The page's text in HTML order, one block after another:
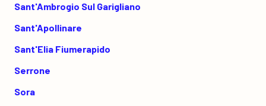
Sant'Ambrogio Sul Garigliano
Sant'Apollinare
Sant'Elia Fiumerapido
Serrone
Sora